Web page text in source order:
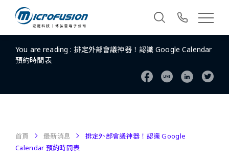
You are reading : 排定外部會議神器！認識 Google Calendar
預約時間表
首頁 最新消息
排定外部會議神器！認識 Google
Calendar 預約時間表